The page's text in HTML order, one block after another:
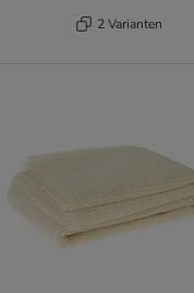
2 Varianten